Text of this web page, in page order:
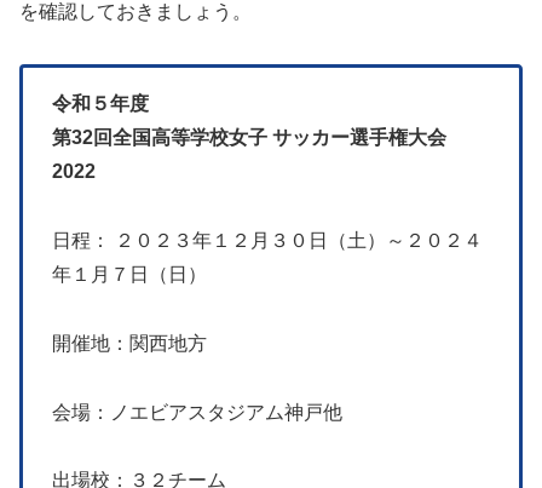
を確認しておきましょう。
令和５年度
第32回全国高等学校女子 サッカー選手権大会
2022
日程： ２０２３年１２月３０日（土）～２０２４
年１月７日（日）
開催地：関西地方
会場：ノエビアスタジアム神戸他
出場校：３２チーム